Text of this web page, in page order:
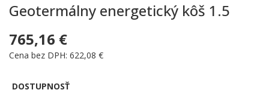
Geotermálny energetický kôš 1.5
765,16 €
Cena bez DPH: 622,08 €
DOSTUPNOSŤ